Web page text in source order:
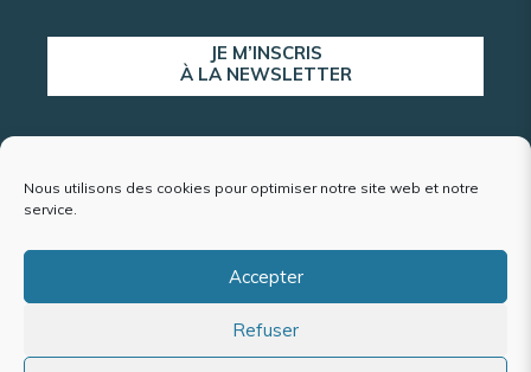
Nous utilisons des cookies pour optimiser notre site web et notre
service.
Accepter
Refuser
JE M’INSCRIS
À LA NEWSLETTER
ALERTE POPULATION
Mentions légales et politique de confidentialité
Accessibilité : conformité partielle